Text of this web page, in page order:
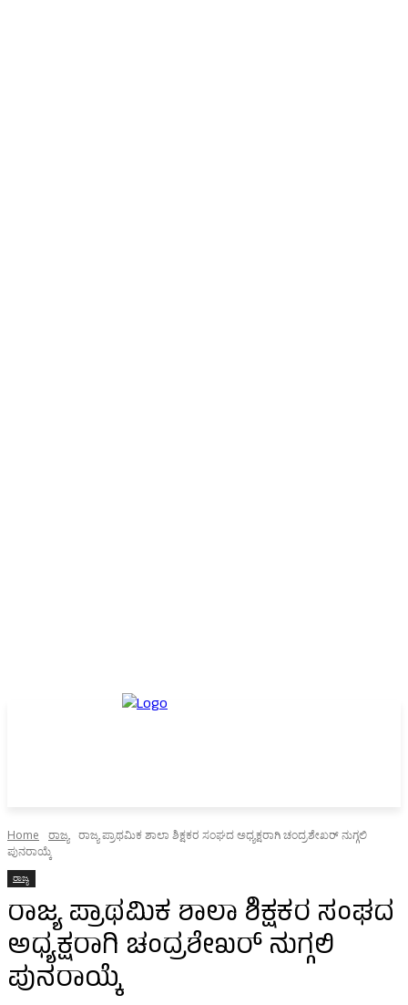
Home ರಾಜ್ಯ ರಾಜ್ಯ ಪ್ರಾಥಮಿಕ ಶಾಲಾ ಶಿಕ್ಷಕರ ಸಂಘದ ಅಧ್ಯಕ್ಷರಾಗಿ ಚಂದ್ರಶೇಖರ್ ನುಗ್ಗಲಿ
ಪುನರಾಯ್ಕೆ
ರಾಜ್ಯ
ರಾಜ್ಯ ಪ್ರಾಥಮಿಕ ಶಾಲಾ ಶಿಕ್ಷಕರ ಸಂಘದ
ಅಧ್ಯಕ್ಷರಾಗಿ ಚಂದ್ರಶೇಖರ್ ನುಗ್ಗಲಿ
ಪುನರಾಯ್ಕೆ